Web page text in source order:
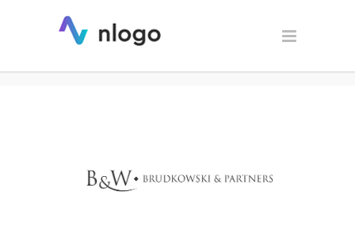
Brudkowski&Wspólnicy –